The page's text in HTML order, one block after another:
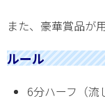
また、豪華賞品が
ルール
6分ハーフ（流